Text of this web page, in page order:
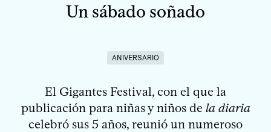
Un sábado soñado
ANIVERSARIO
El Gigantes Festival, con el que la
publicación para niñas y niños de la diaria
celebró sus 5 años, reunió un numeroso